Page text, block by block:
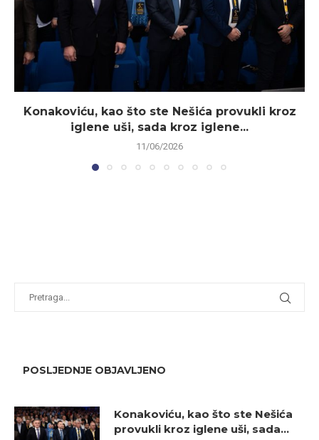
Konakoviću, kao što ste Nešića provukli kroz
iglene uši, sada kroz iglene...
11/06/2026
POSLJEDNJE OBJAVLJENO
Konakoviću, kao što ste Nešića
provukli kroz iglene uši, sada...